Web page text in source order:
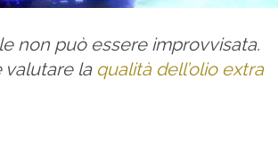
non può essere improvvisata.
valutare la qualità dell’olio extra